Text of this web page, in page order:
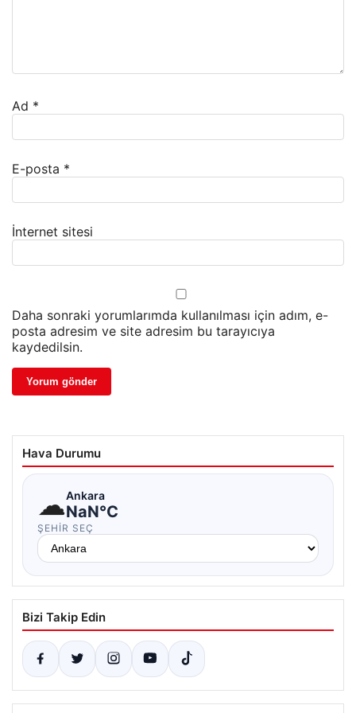
Ad *
E-posta *
İnternet sitesi
Daha sonraki yorumlarımda kullanılması için adım, e-
posta adresim ve site adresim bu tarayıcıya
kaydedilsin.
Hava Durumu
☁Ankara
NaN°C
ŞEHIR SEÇ
Bizi Takip Edin